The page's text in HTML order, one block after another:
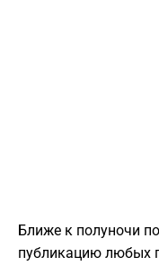
Ближе к полуночи
публикацию любых